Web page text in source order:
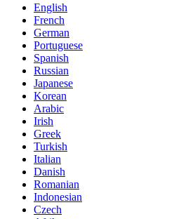
English
French
German
Portuguese
Spanish
Russian
Japanese
Korean
Arabic
Irish
Greek
Turkish
Italian
Danish
Romanian
Indonesian
Czech